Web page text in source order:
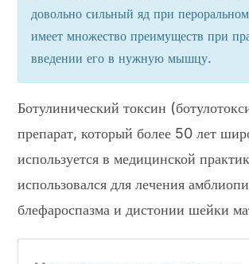
довольно сильный яд при
имеет множество преимуществ при
введении его в нужную мышцу.
Ботулинический токсин
препарат, который более 50 лет
используется в медицинской
использовался для лечения
блефароспазма и дистонии шейки